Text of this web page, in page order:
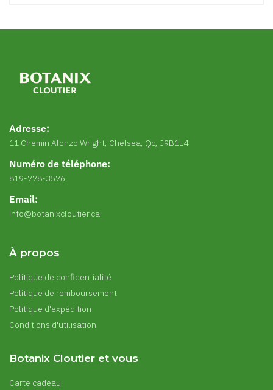
Adresse:
11 Chemin Alonzo Wright, Chelsea, Qc, J9B1L4
Numéro de téléphone:
819-778-3576
Email:
info@botanixcloutier.ca
À propos
Politique de confidentialité
Politique de remboursement
Politique d'expédition
Conditions d'utilisation
Botanix Cloutier et vous
Carte cadeau